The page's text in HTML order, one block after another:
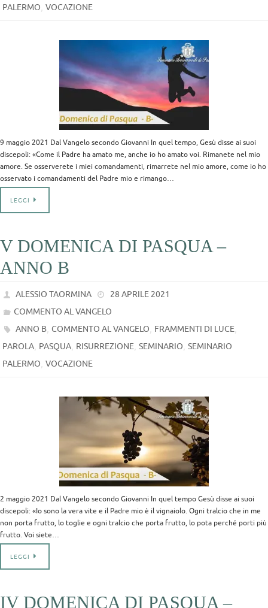
PALERMO, VOCAZIONE
9 maggio 2021 Dal Vangelo secondo Giovanni In quel tempo, Gesù disse ai suoi
discepoli: «Come il Padre ha amato me, anche io ho amato voi. Rimanete nel mio
amore. Se osserverete i miei comandamenti, rimarrete nel mio amore, come io ho
osservato i comandamenti del Padre mio e rimango…
LEGGI
V DOMENICA DI PASQUA –
ANNO B
ALESSIO TAORMINA
28 APRILE 2021
COMMENTO AL VANGELO
ANNO B,COMMENTO AL VANGELO, FRAMMENTI DI LUCE,
PAROLA, PASQUA, RISURREZIONE, SEMINARIO, SEMINARIO
PALERMO, VOCAZIONE
2 maggio 2021 Dal Vangelo secondo Giovanni In quel tempo Gesù disse ai suoi
discepoli: «Io sono la vera vite e il Padre mio è il vignaiolo. Ogni tralcio che in me
non porta frutto, lo toglie e ogni tralcio che porta frutto, lo pota perché porti più
frutto. Voi siete…
LEGGI
IV DOMENICA DI PASQUA –